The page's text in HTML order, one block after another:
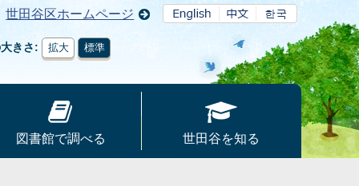
世田谷区ホームページ
きさ 拡大 標準
図書館で調べる 世田谷を知る